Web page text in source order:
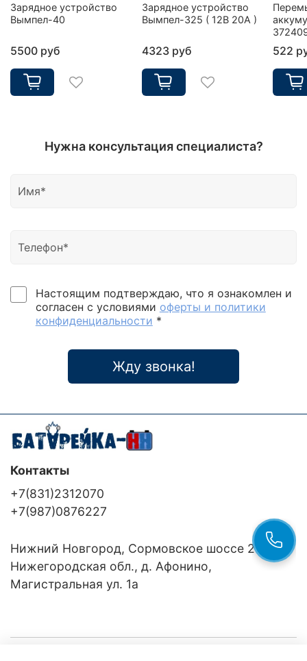
Зарядное устройство
Вымпел-40
5500 руб
Зарядное устройство
Вымпел-325 ( 12В 20А )
4323 руб 522
Нужна консультация специалиста?
Настоящим подтверждаю, что я ознакомлен и
согласен с условиями оферты и политики
конфиденциальности *
Жду звонка!
Контакты
+7(831)2312070
+7(987)0876227
Нижний Новгород, Сормовское шоссе 24/36
Нижегородская обл., д. Афонино,
Магистральная ул. 1а